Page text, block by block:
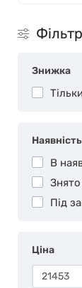
Фільтр
Знижка
Наявність
В
Під
Ціна